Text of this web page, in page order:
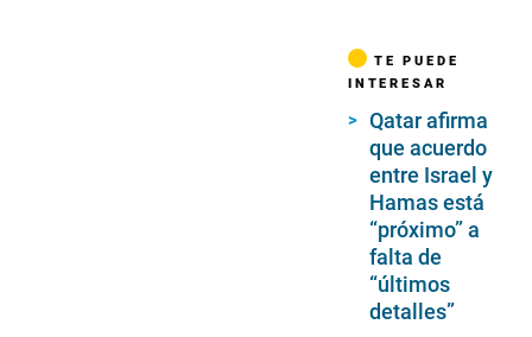
TE PUEDE
INTERESAR
Qatar afirma
que acuerdo
entre Israel y
Hamas está
“próximo” a
falta de
“últimos
detalles”